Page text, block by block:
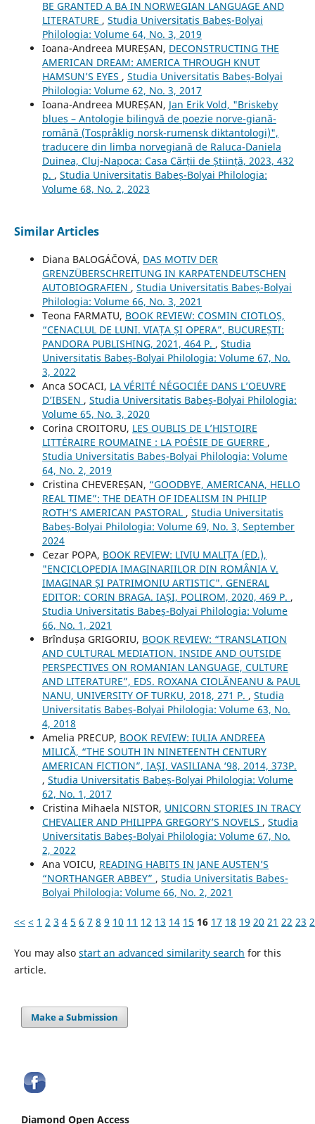
BE GRANTED A BA IN NORWEGIAN LANGUAGE AND
LITERATURE , Studia Universitatis Babeș-Bolyai
Philologia: Volume 64, No. 3, 2019
Ioana-Andreea MUREȘAN, DECONSTRUCTING THE
AMERICAN DREAM: AMERICA THROUGH KNUT
HAMSUN’S EYES , Studia Universitatis Babeș-Bolyai
Philologia: Volume 62, No. 3, 2017
Ioana-Andreea MUREȘAN, Jan Erik Vold, "Briskeby
blues – Antologie bilingvă de poezie norve-giană-
română (Tospråklig norsk-rumensk diktantologi)",
traducere din limba norvegiană de Raluca-Daniela
Duinea, Cluj-Napoca: Casa Cărții de Știință, 2023, 432
p. , Studia Universitatis Babeș-Bolyai Philologia:
Volume 68, No. 2, 2023
Similar Articles
Diana BALOGÁČOVÁ, DAS MOTIV DER
GRENZÜBERSCHREITUNG IN KARPATENDEUTSCHEN
AUTOBIOGRAFIEN , Studia Universitatis Babeș-Bolyai
Philologia: Volume 66, No. 3, 2021
Teona FARMATU, BOOK REVIEW: COSMIN CIOTLOȘ,
“CENACLUL DE LUNI. VIAȚA ȘI OPERA”, BUCUREȘTI:
PANDORA PUBLISHING, 2021, 464 P. , Studia
Universitatis Babeș-Bolyai Philologia: Volume 67, No.
3, 2022
Anca SOCACI, LA VÉRITÉ NÉGOCIÉE DANS L’OEUVRE
D’IBSEN , Studia Universitatis Babeș-Bolyai Philologia:
Volume 65, No. 3, 2020
Corina CROITORU, LES OUBLIS DE L’HISTOIRE
LITTÉRAIRE ROUMAINE : LA POÉSIE DE GUERRE ,
Studia Universitatis Babeș-Bolyai Philologia: Volume
64, No. 2, 2019
Cristina CHEVEREȘAN, “GOODBYE, AMERICANA, HELLO
REAL TIME”: THE DEATH OF IDEALISM IN PHILIP
ROTH’S AMERICAN PASTORAL , Studia Universitatis
Babeș-Bolyai Philologia: Volume 69, No. 3, September
2024
Cezar POPA, BOOK REVIEW: LIVIU MALIȚA (ED.),
"ENCICLOPEDIA IMAGINARIILOR DIN ROMÂNIA V.
IMAGINAR ȘI PATRIMONIU ARTISTIC". GENERAL
EDITOR: CORIN BRAGA. IAȘI, POLIROM, 2020, 469 P. ,
Studia Universitatis Babeș-Bolyai Philologia: Volume
66, No. 1, 2021
Brîndușa GRIGORIU, BOOK REVIEW: “TRANSLATION
AND CULTURAL MEDIATION. INSIDE AND OUTSIDE
PERSPECTIVES ON ROMANIAN LANGUAGE, CULTURE
AND LITERATURE”, EDS. ROXANA CIOLĂNEANU & PAUL
NANU, UNIVERSITY OF TURKU, 2018, 271 P. , Studia
Universitatis Babeș-Bolyai Philologia: Volume 63, No.
4, 2018
Amelia PRECUP, BOOK REVIEW: IULIA ANDREEA
MILICĂ, “THE SOUTH IN NINETEENTH CENTURY
AMERICAN FICTION”, IAȘI, VASILIANA ‘98, 2014, 373P.
, Studia Universitatis Babeș-Bolyai Philologia: Volume
62, No. 1, 2017
Cristina Mihaela NISTOR, UNICORN STORIES IN TRACY
CHEVALIER AND PHILIPPA GREGORY’S NOVELS , Studia
Universitatis Babeș-Bolyai Philologia: Volume 67, No.
2, 2022
Ana VOICU, READING HABITS IN JANE AUSTEN’S
“NORTHANGER ABBEY” , Studia Universitatis Babeș-
Bolyai Philologia: Volume 66, No. 2, 2021
<< < 1 2 3 4 5 6 7 8 9 10 11 12 13 14 15 16 17 18 19 20 21 22 23
You may also start an advanced similarity search for this
article.
Make a Submission
Diamond Open Access